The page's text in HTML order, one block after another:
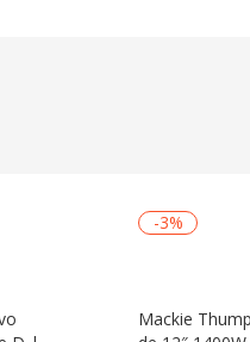
-3%
Mackie